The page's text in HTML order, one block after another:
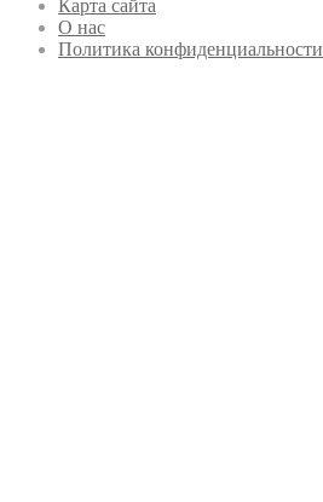
Карта сайта
О нас
Политика конфиденциальности